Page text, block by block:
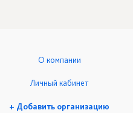
О компании
Личный кабинет
+ Добавить организацию